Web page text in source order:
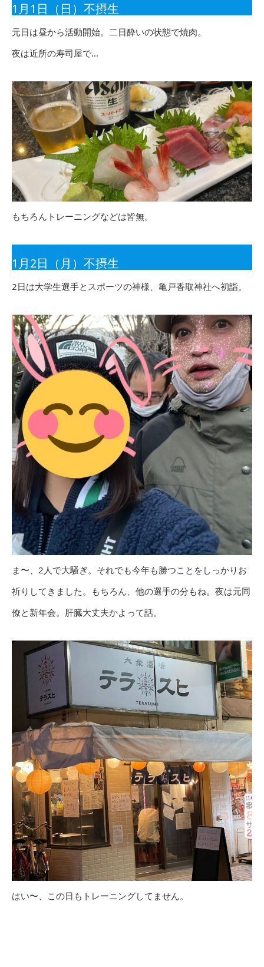
1月1日（日）不摂生
元日は昼から活動開始。二日酔いの状態で焼肉。
夜は近所の寿司屋で…
もちろんトレーニングなどは皆無。
1月2日（月）不摂生
2日は大学生選手とスポーツの神様、亀戸香取神社へ初詣。
ま〜、2人で大騒ぎ。それでも今年も勝つことをしっかりお
祈りしてきました。もちろん、他の選手の分もね。夜は元同
僚と新年会。肝臓大丈夫かよって話。
はい〜、この日もトレーニングしてません。